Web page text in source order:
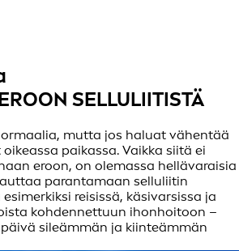
SELLULIITISTÄ
mutta jos haluat vähentää
paikassa. Vaikka siitä ei
eroon, on olemassa hellävaraisia
parantamaan selluliitin
reisissä, käsivarsissa ja
kohdennettuun ihonhoitoon –
sileämmän ja kiinteämmän